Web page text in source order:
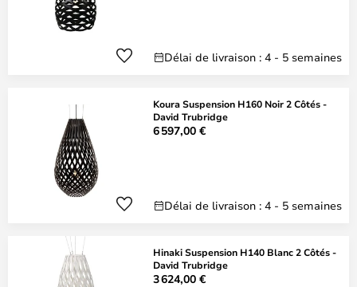
Délai de livraison : 4 - 5 semaines
Koura Suspension H160 Noir 2 Côtés -
David Trubridge
6 597,00 €
Délai de livraison : 4 - 5 semaines
Hinaki Suspension H140 Blanc 2 Côtés -
David Trubridge
3 624,00 €